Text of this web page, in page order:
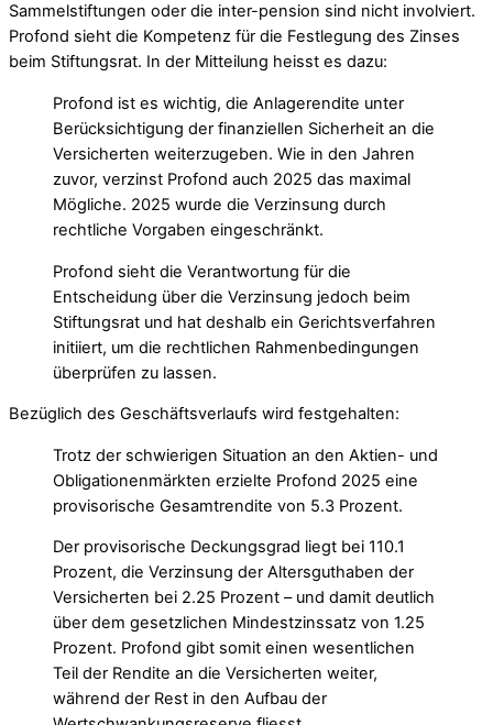
Sammelstiftungen oder die inter-pension sind nicht involviert.
Profond sieht die Kompetenz für die Festlegung des Zinses
beim Stiftungsrat. In der Mitteilung heisst es dazu:
Profond ist es wichtig, die Anlagerendite unter
Berücksichtigung der finanziellen Sicherheit an die
Versicherten weiterzugeben. Wie in den Jahren
zuvor, verzinst Profond auch 2025 das maximal
Mögliche. 2025 wurde die Verzinsung durch
rechtliche Vorgaben eingeschränkt.
Profond sieht die Verantwortung für die
Entscheidung über die Verzinsung jedoch beim
Stiftungsrat und hat deshalb ein Gerichtsverfahren
initiiert, um die rechtlichen Rahmenbedingungen
überprüfen zu lassen.
Bezüglich des Geschäftsverlaufs wird festgehalten:
Trotz der schwierigen Situation an den Aktien- und
Obligationenmärkten erzielte Profond 2025 eine
provisorische Gesamtrendite von 5.3 Prozent.
Der provisorische Deckungsgrad liegt bei 110.1
Prozent, die Verzinsung der Altersguthaben der
Versicherten bei 2.25 Prozent – und damit deutlich
über dem gesetzlichen Mindestzinssatz von 1.25
Prozent. Profond gibt somit einen wesentlichen
Teil der Rendite an die Versicherten weiter,
während der Rest in den Aufbau der